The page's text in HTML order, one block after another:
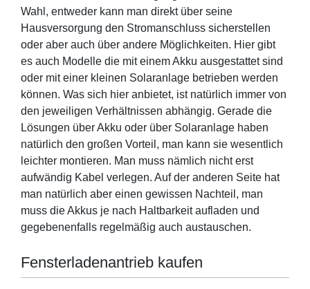
Wahl, entweder kann man direkt über seine
Hausversorgung den Stromanschluss sicherstellen
oder aber auch über andere Möglichkeiten. Hier gibt
es auch Modelle die mit einem Akku ausgestattet sind
oder mit einer kleinen Solaranlage betrieben werden
können. Was sich hier anbietet, ist natürlich immer von
den jeweiligen Verhältnissen abhängig. Gerade die
Lösungen über Akku oder über Solaranlage haben
natürlich den großen Vorteil, man kann sie wesentlich
leichter montieren. Man muss nämlich nicht erst
aufwändig Kabel verlegen. Auf der anderen Seite hat
man natürlich aber einen gewissen Nachteil, man
muss die Akkus je nach Haltbarkeit aufladen und
gegebenenfalls regelmäßig auch austauschen.
Fensterladenantrieb kaufen